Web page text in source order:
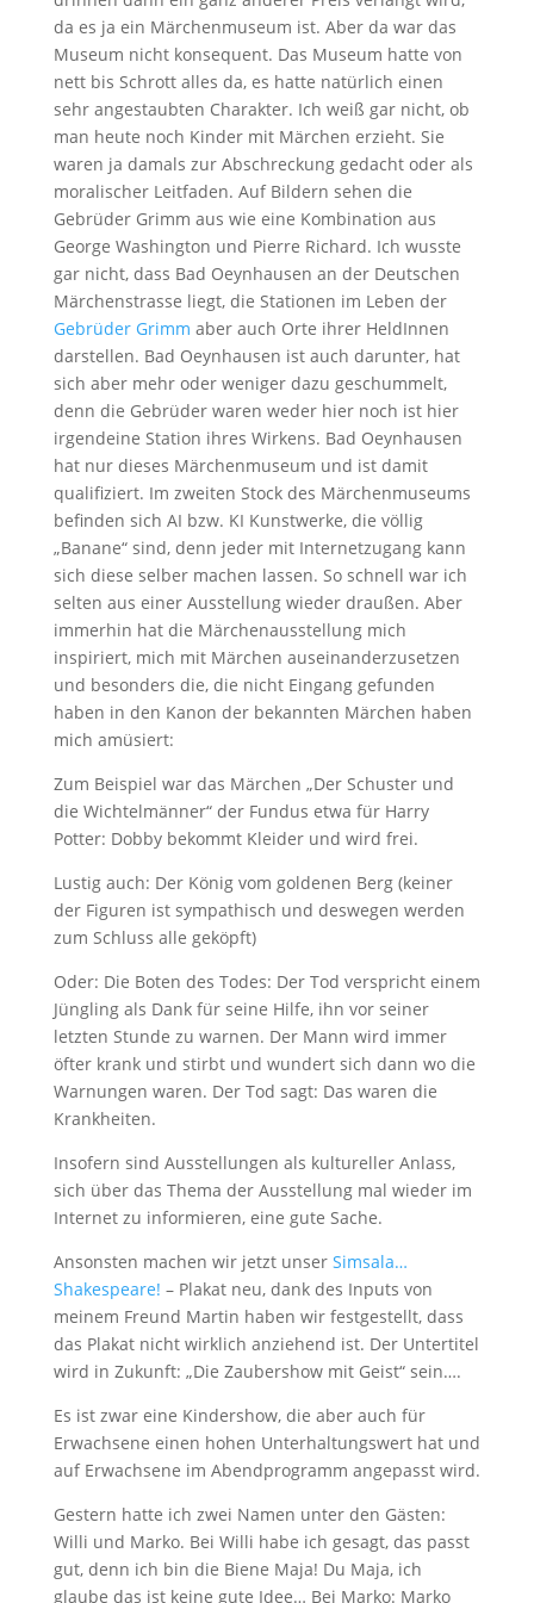
da es ja ein Märchenmuseum ist. Aber da war das
Museum nicht konsequent. Das Museum hatte von
nett bis Schrott alles da, es hatte natürlich einen
sehr angestaubten Charakter. Ich weiß gar nicht, ob
man heute noch Kinder mit Märchen erzieht. Sie
waren ja damals zur Abschreckung gedacht oder als
moralischer Leitfaden. Auf Bildern sehen die
Gebrüder Grimm aus wie eine Kombination aus
George Washington und Pierre Richard. Ich wusste
gar nicht, dass Bad Oeynhausen an der Deutschen
Märchenstrasse liegt, die Stationen im Leben der
Gebrüder Grimm aber auch Orte ihrer HeldInnen
darstellen. Bad Oeynhausen ist auch darunter, hat
sich aber mehr oder weniger dazu geschummelt,
denn die Gebrüder waren weder hier noch ist hier
irgendeine Station ihres Wirkens. Bad Oeynhausen
hat nur dieses Märchenmuseum und ist damit
qualifiziert. Im zweiten Stock des Märchenmuseums
befinden sich AI bzw. KI Kunstwerke, die völlig
„Banane“ sind, denn jeder mit Internetzugang kann
sich diese selber machen lassen. So schnell war ich
selten aus einer Ausstellung wieder draußen. Aber
immerhin hat die Märchenausstellung mich
inspiriert, mich mit Märchen auseinanderzusetzen
und besonders die, die nicht Eingang gefunden
haben in den Kanon der bekannten Märchen haben
mich amüsiert:
Zum Beispiel war das Märchen „Der Schuster und
die Wichtelmänner“ der Fundus etwa für Harry
Potter: Dobby bekommt Kleider und wird frei.
Lustig auch: Der König vom goldenen Berg (keiner
der Figuren ist sympathisch und deswegen werden
zum Schluss alle geköpft)
Oder: Die Boten des Todes: Der Tod verspricht einem
Jüngling als Dank für seine Hilfe, ihn vor seiner
letzten Stunde zu warnen. Der Mann wird immer
öfter krank und stirbt und wundert sich dann wo die
Warnungen waren. Der Tod sagt: Das waren die
Krankheiten.
Insofern sind Ausstellungen als kultureller Anlass,
sich über das Thema der Ausstellung mal wieder im
Internet zu informieren, eine gute Sache.
Ansonsten machen wir jetzt unser Simsala…
Shakespeare! – Plakat neu, dank des Inputs von
meinem Freund Martin haben wir festgestellt, dass
das Plakat nicht wirklich anziehend ist. Der Untertitel
wird in Zukunft: „Die Zaubershow mit Geist“ sein….
Es ist zwar eine Kindershow, die aber auch für
Erwachsene einen hohen Unterhaltungswert hat und
auf Erwachsene im Abendprogramm angepasst wird.
Gestern hatte ich zwei Namen unter den Gästen:
Willi und Marko. Bei Willi habe ich gesagt, das passt
gut, denn ich bin die Biene Maja! Du Maja, ich
glaube das ist keine gute Idee… Bei Marko: Marko